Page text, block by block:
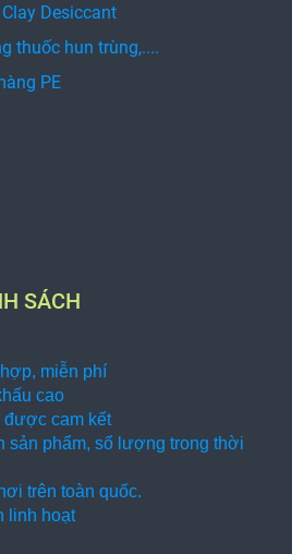
Desiccant
thuốc hun trùng,....
PE
SÁCH
miễn phí
cao
được cam kết
sản phẩm, số lượng trong thời
trên toàn quốc.
linh hoạt